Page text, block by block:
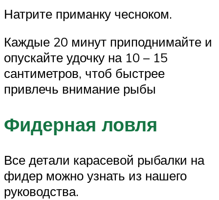
Натрите приманку чесноком.
Каждые 20 минут приподнимайте и
опускайте удочку на 10 – 15
сантиметров, чтоб быстрее
привлечь внимание рыбы
Фидерная ловля
Все детали карасевой рыбалки на
фидер можно узнать из нашего
руководства.